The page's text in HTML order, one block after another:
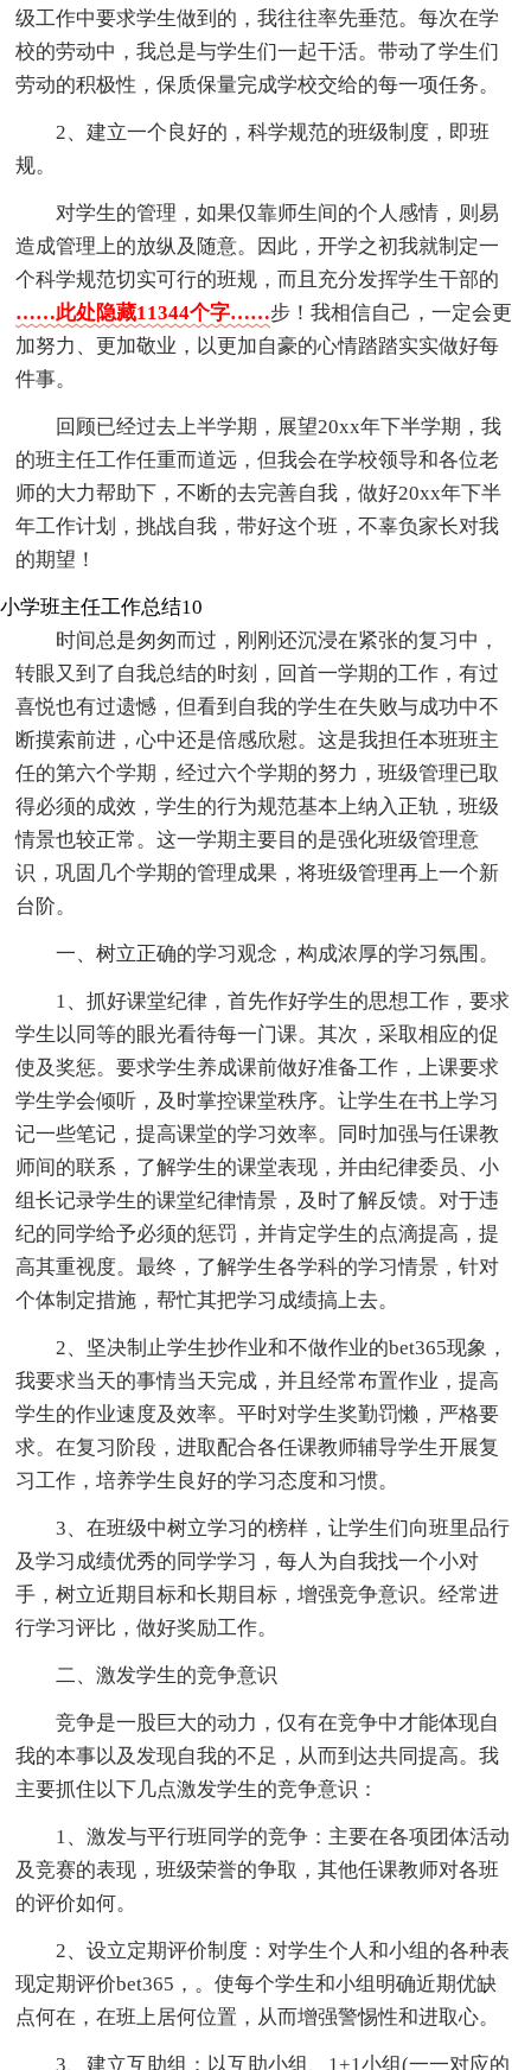
级工作中要求学生做到的，我往往率先垂范。每次在学
校的劳动中，我总是与学生们一起干活。带动了学生们
劳动的积极性，保质保量完成学校交给的每一项任务。
2、建立一个良好的，科学规范的班级制度，即班
规。
对学生的管理，如果仅靠师生间的个人感情，则易
造成管理上的放纵及随意。因此，开学之初我就制定一
个科学规范切实可行的班规，而且充分发挥学生干部的
……此处隐藏11344个字……步！我相信自己，一定会更
加努力、更加敬业，以更加自豪的心情踏踏实实做好每
件事。
回顾已经过去上半学期，展望20xx年下半学期，我
的班主任工作任重而道远，但我会在学校领导和各位老
师的大力帮助下，不断的去完善自我，做好20xx年下半
年工作计划，挑战自我，带好这个班，不辜负家长对我
的期望！
小学班主任工作总结10
时间总是匆匆而过，刚刚还沉浸在紧张的复习中，
转眼又到了自我总结的时刻，回首一学期的工作，有过
喜悦也有过遗憾，但看到自我的学生在失败与成功中不
断摸索前进，心中还是倍感欣慰。这是我担任本班班主
任的第六个学期，经过六个学期的努力，班级管理已取
得必须的成效，学生的行为规范基本上纳入正轨，班级
情景也较正常。这一学期主要目的是强化班级管理意
识，巩固几个学期的管理成果，将班级管理再上一个新
台阶。
一、树立正确的学习观念，构成浓厚的学习氛围。
1、抓好课堂纪律，首先作好学生的思想工作，要求
学生以同等的眼光看待每一门课。其次，采取相应的促
使及奖惩。要求学生养成课前做好准备工作，上课要求
学生学会倾听，及时掌控课堂秩序。让学生在书上学习
记一些笔记，提高课堂的学习效率。同时加强与任课教
师间的联系，了解学生的课堂表现，并由纪律委员、小
组长记录学生的课堂纪律情景，及时了解反馈。对于违
纪的同学给予必须的惩罚，并肯定学生的点滴提高，提
高其重视度。最终，了解学生各学科的学习情景，针对
个体制定措施，帮忙其把学习成绩搞上去。
2、坚决制止学生抄作业和不做作业的bet365现象，
我要求当天的事情当天完成，并且经常布置作业，提高
学生的作业速度及效率。平时对学生奖勤罚懒，严格要
求。在复习阶段，进取配合各任课教师辅导学生开展复
习工作，培养学生良好的学习态度和习惯。
3、在班级中树立学习的榜样，让学生们向班里品行
及学习成绩优秀的同学学习，每人为自我找一个小对
手，树立近期目标和长期目标，增强竞争意识。经常进
行学习评比，做好奖励工作。
二、激发学生的竞争意识
竞争是一股巨大的动力，仅有在竞争中才能体现自
我的本事以及发现自我的不足，从而到达共同提高。我
主要抓住以下几点激发学生的竞争意识：
1、激发与平行班同学的竞争：主要在各项团体活动
及竞赛的表现，班级荣誉的争取，其他任课教师对各班
的评价如何。
2、设立定期评价制度：对学生个人和小组的各种表
现定期评价bet365，。使每个学生和小组明确近期优缺
点何在，在班上居何位置，从而增强警惕性和进取心。
3、建立互助组：以互助小组、1+1小组(一一对应的